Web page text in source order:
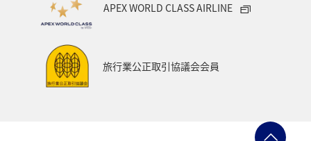
APEX WORLD CLASS AIRLINE
旅行業公正取引協議会会員